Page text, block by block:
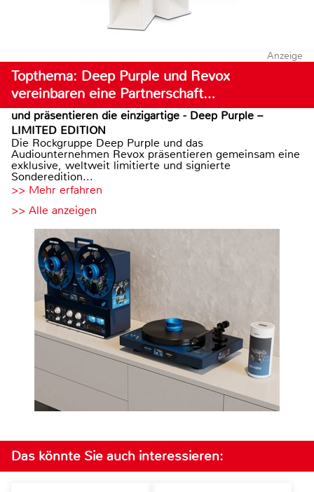
Anzeige
Topthema: Deep Purple und Revox
vereinbaren eine Partnerschaft…
und präsentieren die einzigartige - Deep Purple –
LIMITED EDITION
Die Rockgruppe Deep Purple und das
Audiounternehmen Revox präsentieren gemeinsam eine
exklusive, weltweit limitierte und signierte
Sonderedition...
>> Mehr erfahren
>> Alle anzeigen
Das könnte Sie auch interessieren: